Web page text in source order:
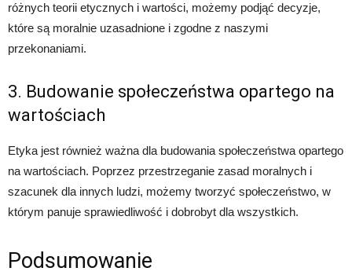
różnych teorii etycznych i wartości, możemy podjąć decyzje,
które są moralnie uzasadnione i zgodne z naszymi
przekonaniami.
3. Budowanie społeczeństwa opartego na
wartościach
Etyka jest również ważna dla budowania społeczeństwa opartego
na wartościach. Poprzez przestrzeganie zasad moralnych i
szacunek dla innych ludzi, możemy tworzyć społeczeństwo, w
którym panuje sprawiedliwość i dobrobyt dla wszystkich.
Podsumowanie